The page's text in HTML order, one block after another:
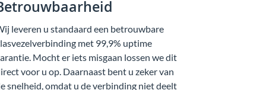
leveren u standaard een betrouwbare
met 99,9% uptime
Mocht er iets misgaan lossen we dit
voor u op. Daarnaast bent u zeker van
snelheid, omdat u de verbinding niet deelt